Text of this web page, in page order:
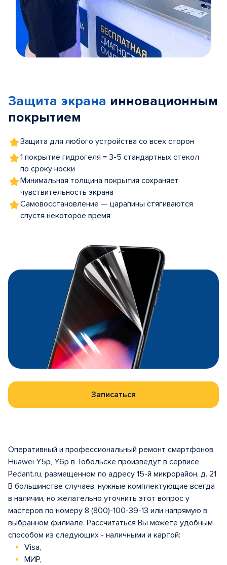
5
Защита экрана инновационным
покрытием
Защита для любого устройства со всех сторон
1 покрытие гидрогеля = 3-5 стандартных стекол
по сроку носки
Минимальная толщина покрытия сохраняет
чувствительность экрана
Самовосстановление — царапины стягиваются
спустя некоторое время
Записаться
Оперативный и профессиональный ремонт смартфонов
Huawei Y5p, Y6p в Тобольске произведут в сервисе
Pedant.ru, размещенном по адресу 15-й микрорайон, д. 21
В большинстве случаев, нужные комплектующие всегда
в наличии, но желательно уточнить этот вопрос у
мастеров по номеру 8 (800)-100-39-13 или напрямую в
выбранном филиале. Рассчитаться Вы можете удобным
способом из следующих - наличными и картой:
Visa,
МИР,